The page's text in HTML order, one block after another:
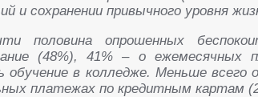
и сохранении привычного уровня
половина опрошенных
(48%), 41% – о
обучение в колледже. Меньше всего
платежах по кредитным картам